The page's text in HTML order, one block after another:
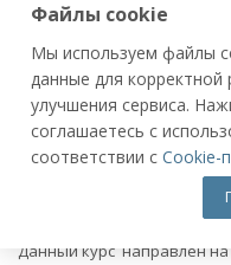
How to Teach
Вебинар посвящен курсу
делового английского
Данный курс направлен
Файлы cookie
Мы используем файлы
данные для корректной
улучшения сервиса.
соглашаетесь с
соответствии с Cookie-